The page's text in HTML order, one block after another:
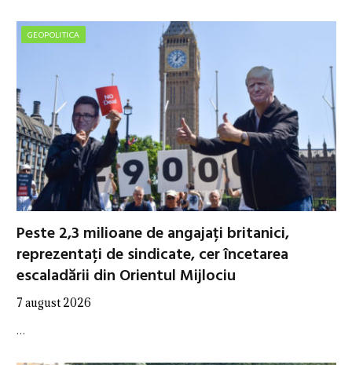
GEOPOLITICA
Peste 2,3 milioane de angajați britanici,
reprezentați de sindicate, cer încetarea
escaladării din Orientul Mijlociu
7 august 2026
…